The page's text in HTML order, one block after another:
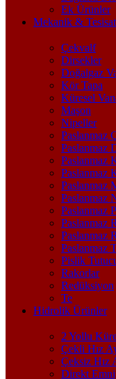
Ek Ürünler
Mekanik & Tesisat
Çekvalf
Dirsekler
Doğalgaz
Kör Tapa
Küresel
Maşon
Nipeller
Paslanmaz
Paslanmaz
Paslanmaz
Paslanmaz
Paslanmaz
Paslanmaz
Paslanmaz
Paslanmaz
Paslanmaz
Paslanmaz
Pislik
Rakorlar
Redüksiyon
Te
Hidrolik Ürünler
2 Yollu
Çekli Hız
Çeksiz Hız
Direkt